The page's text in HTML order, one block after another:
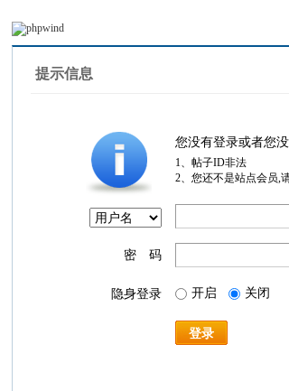
提示信息
您没有登录或者您
1、帖子ID非法
2、您还不是站点会员,
密 码
隐身登录 开启 关闭
登录